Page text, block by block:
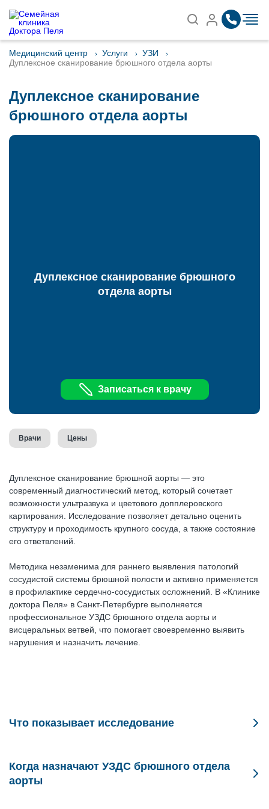
Медицинский центр Услуги
УЗИ
Дуплексное сканирование брюшного отдела аорты
Дуплексное сканирование
брюшного отдела аорты
Дуплексное сканирование брюшного
отдела аорты
Записаться к врачу
Врачи Цены
Дуплексное сканирование брюшной аорты — это
современный диагностический метод, который сочетает
возможности ультразвука и цветового допплеровского
картирования. Исследование позволяет детально оценить
структуру и проходимость крупного сосуда, а также состояние
его ответвлений.
Методика незаменима для раннего выявления патологий
сосудистой системы брюшной полости и активно применяется
в профилактике сердечно-сосудистых осложнений. В «Клинике
доктора Пеля» в Санкт-Петербурге выполняется
профессиональное УЗДС брюшного отдела аорты и
висцеральных ветвей, что помогает своевременно выявить
нарушения и назначить лечение.
Что показывает исследование
и его ветвей.
Когда назначают УЗДС брюшного отдела
аорты